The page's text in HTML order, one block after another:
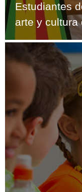
Estudiantes
arte y cultura